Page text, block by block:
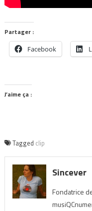
Partager :
Facebook
J’aime ça :
Tagged clip
Sincever
Fondatrice